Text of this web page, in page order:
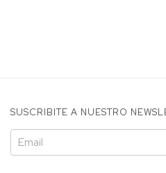
SUSCRIBITE A NUESTRO